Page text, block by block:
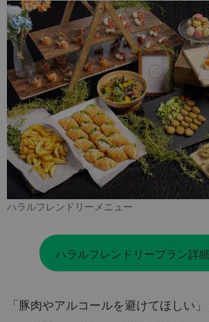
ハラルフレンドリーメニュー
ハラルフレンドリープラン詳
「豚肉やアルコールを避けてほしい